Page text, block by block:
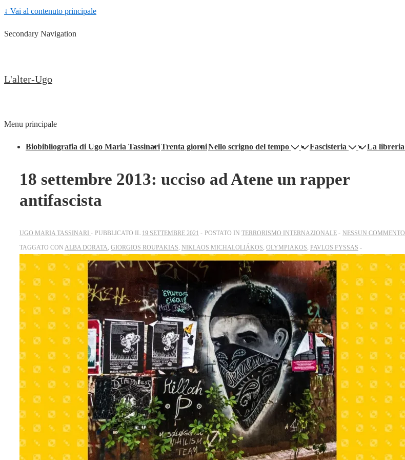
↓ Vai al contenuto principale
Secondary Navigation
L'alter-Ugo
Menu principale
Biobibliografia di Ugo Maria TassinariTrenta giorniNello scrigno del tempo Fascisteria La libreria
18 settembre 2013: ucciso ad Atene un rapper
antifascista
UGO MARIA TASSINARI PUBBLICATO IL 19 SETTEMBRE 2021 POSTATO IN TERRORISMO INTERNAZIONALE
NESSUN COMMENTO
TAGGATO CON ALBA DORATA GIORGIOS ROUPAKIAS NIKLAOS MICHALOLIÁKOS OLYMPIAKOS PAVLOS FYSSAS